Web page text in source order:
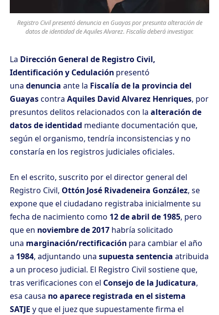
Registro Civil presentó denuncia en Guayas por presunta alteración de
datos de identidad de Aquiles Alvarez. Fiscalía deberá investigar.
La Dirección General de Registro Civil,
Identificación y Cedulación presentó
una denuncia ante la Fiscalía de la provincia del
Guayascontra Aquiles David Alvarez Henriques, por
presuntos delitos relacionados con la alteración de
datos de identidad mediante documentación que,
según el organismo, tendría inconsistencias y no
constaría en los registros judiciales oficiales.
En el escrito, suscrito por el director general del
Registro Civil, Ottón José Rivadeneira González, se
expone que el ciudadano registraba inicialmente su
fecha de nacimiento como 12 de abril de 1985, pero
que en noviembre de 2017 habría solicitado
una marginación/rectificación para cambiar el año
a 1984, adjuntando una supuesta sentencia atribuida
a un proceso judicial. El Registro Civil sostiene que,
tras verificaciones con el Consejo de la Judicatura,
esa causa no aparece registrada en el sistema
SATJE y que el juez que supuestamente firma el